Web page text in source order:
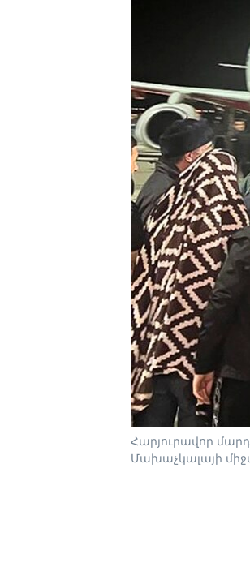
Հարյուրավոր
Մախաչկալայի